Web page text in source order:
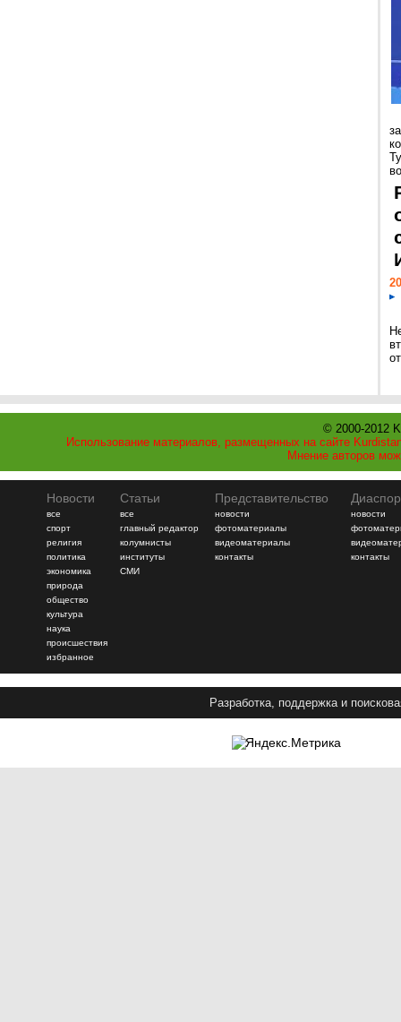
© 2000-2012
Использование материалов, размещенных на сайте
Мнение авторов
Новости
все
спорт
религия
политика
экономика
природа
общество
культура
наука
происшествия
избранное
Статьи
все
главный редактор
колумнисты
институты
СМИ
Представительство
новости
фотоматериалы
видеоматериалы
контакты
новости
контакты
Разработка, поддержка и